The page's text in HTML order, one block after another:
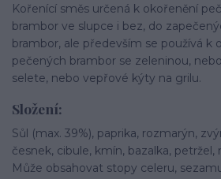
Kořenící směs určená k okořenění
brambor ve slupce i bez, do
brambor, ale především se používá k
pečených brambor se zeleninou,
selete, nebo vepřové kýty na grilu.
Složení:
Sůl (max. 39%), paprika, rozmarýn,
česnek, cibule, kmín, bazalka, petržel,
Může obsahovat stopy celeru,